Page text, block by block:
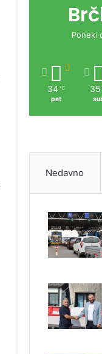
Poneki
34 ℃
pet
35
Nedavno